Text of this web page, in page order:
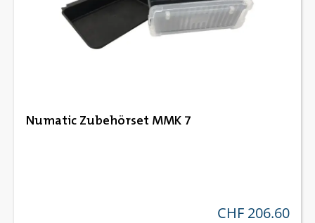
Numatic Zubehörset MMK 7
regulärer preis:
CHF 206.60